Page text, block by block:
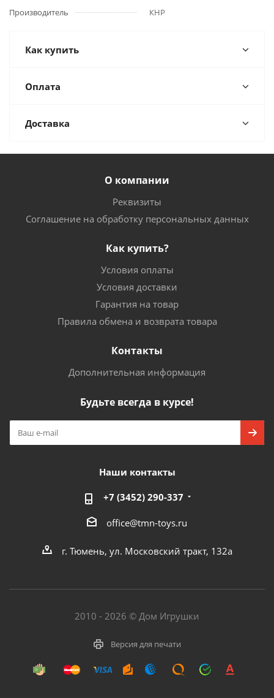
Производитель КНР
Как купить
Оплата
Доставка
О компании
Реквизиты
Соглашение на обработку персональных данных
Как купить?
Условия оплаты
Условия доставки
Гарантия на товар
Правила обмена и возврата товара
Контакты
Дополнительная информация
Будьте всегда в курсе!
Наши контакты
+7 (3452) 290-337
office@tmn-toys.ru
г. Тюмень, ул. Московский тракт, 132а
2010 - 2026 © Дом Игрушки
Версия для печати